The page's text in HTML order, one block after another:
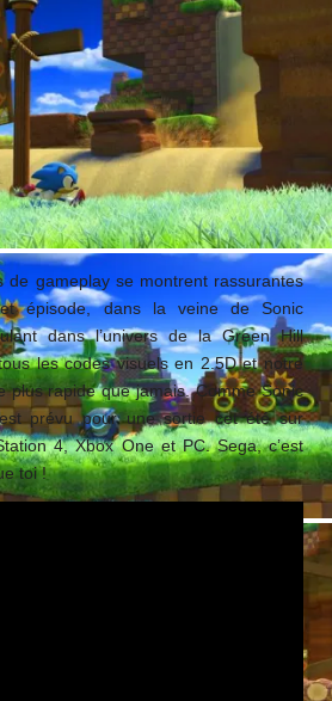
de gameplay se montrent rassurantes
épisode, dans la veine de Sonic
dans l’univers de la Green Hill
les codes visuels en 2.5D et notre
plus rapide que jamais. Comme Sonic
prévu pour une sortie cet été sur
4, Xbox One et PC. Sega, c’est
toi !